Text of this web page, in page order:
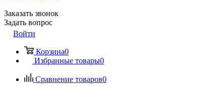
Заказать звонок
Задать вопрос
Войти
Корзина0
Избранные товары0
Сравнение товаров0